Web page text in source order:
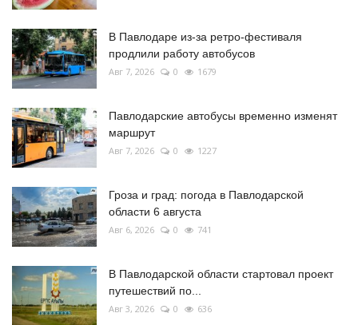
В Павлодаре из-за ретро-фестиваля
продлили работу автобусов
Авг 7, 2026 0 1679
Павлодарские автобусы временно изменят
маршрут
Авг 7, 2026 0 1227
Гроза и град: погода в Павлодарской
области 6 августа
Авг 6, 2026 0 741
В Павлодарской области стартовал проект
путешествий по...
Авг 3, 2026 0 636